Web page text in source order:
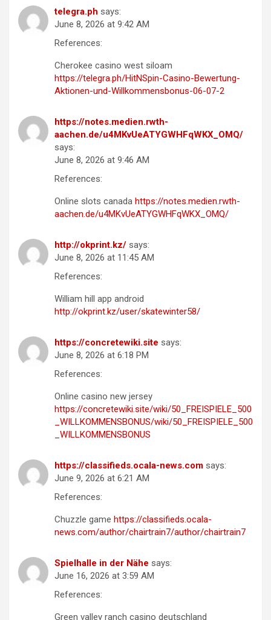
telegra.ph says:
June 8, 2026 at 9:42 AM
References:
Cherokee casino west siloam
https://telegra.ph/HitNSpin-Casino-Bewertung-
Aktionen-und-Willkommensbonus-06-07-2
https://notes.medien.rwth-
aachen.de/u4MKvUeATYGWHFqWKX_OMQ/
says:
June 8, 2026 at 9:46 AM
References:
Online slots canada https://notes.medien.rwth-
aachen.de/u4MKvUeATYGWHFqWKX_OMQ/
http://okprint.kz/ says:
June 8, 2026 at 11:45 AM
References:
William hill app android
http://okprint.kz/user/skatewinter58/
https://concretewiki.site says:
June 8, 2026 at 6:18 PM
References:
Online casino new jersey
https://concretewiki.site/wiki/50_FREISPIELE_500
_WILLKOMMENSBONUS/wiki/50_FREISPIELE_500
_WILLKOMMENSBONUS
https://classifieds.ocala-news.com says:
June 9, 2026 at 6:21 AM
References:
Chuzzle game https://classifieds.ocala-
news.com/author/chairtrain7/author/chairtrain7
Spielhalle in der Nähe says:
June 16, 2026 at 3:59 AM
References:
Green valley ranch casino deutschland